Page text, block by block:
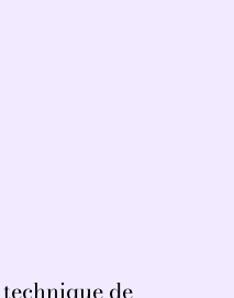
de